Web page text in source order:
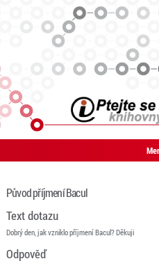
Původ příjmení Bacul
Text dotazu
Dobrý den, jak vzniklo příjmení Bacul? Děkuji
Odpověď